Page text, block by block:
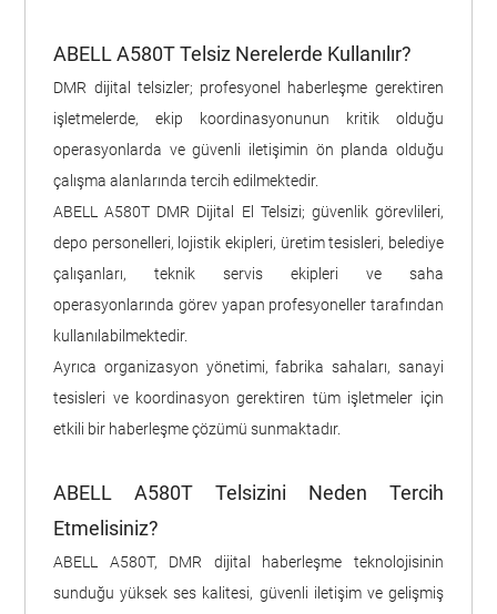
ABELL A580T Telsiz Nerelerde Kullanılır?
DMR dijital telsizler; profesyonel haberleşme gerektiren
işletmelerde, ekip koordinasyonunun kritik olduğu
operasyonlarda ve güvenli iletişimin ön planda olduğu
çalışma alanlarında tercih edilmektedir.
ABELL A580T DMR Dijital El Telsizi; güvenlik görevlileri,
depo personelleri, lojistik ekipleri, üretim tesisleri, belediye
çalışanları, teknik servis ekipleri ve saha
operasyonlarında görev yapan profesyoneller tarafından
kullanılabilmektedir.
Ayrıca organizasyon yönetimi, fabrika sahaları, sanayi
tesisleri ve koordinasyon gerektiren tüm işletmeler için
etkili bir haberleşme çözümü sunmaktadır.
ABELL A580T Telsizini Neden Tercih
Etmelisiniz?
ABELL A580T, DMR dijital haberleşme teknolojisinin
sunduğu yüksek ses kalitesi, güvenli iletişim ve gelişmiş